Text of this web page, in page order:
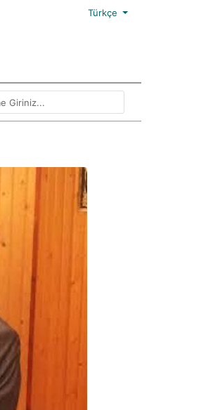
Türkçe